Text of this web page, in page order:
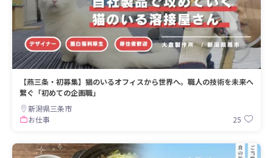
【燕三条・初募集】猫のいるオフィスから世界へ。職人の技術を未来へ
繋ぐ「初めての企画職」
新潟県三条市
お仕事
25